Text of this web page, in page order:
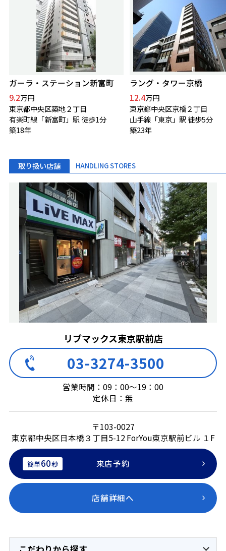
ガーラ・ステーション新富町
9.2万円
東京都中央区築地２丁目
有楽町線「新富町」駅 徒歩1分
築18年
ラング・タワー京橋
12.4万円
東京都中央区京橋２丁目
山手線「東京」駅 徒歩5分
築23年
取り扱い店舗 HANDLING STORES
リブマックス東京駅前店
03-3274-3500
営業時間：09：00～19：00
定休日：無
〒103-0027
東京都中央区日本橋３丁目5-12 ForYou東京駅前ビル １F
簡単60秒 来店予約
店舗詳細へ